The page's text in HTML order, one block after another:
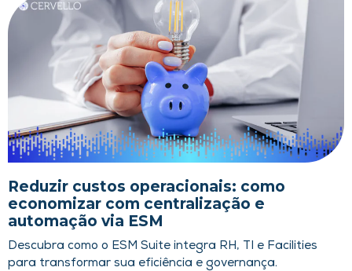
Reduzir custos operacionais: como
economizar com centralização e
automação via ESM
Descubra como o ESM Suite integra RH, TI e Facilities
para transformar sua eficiência e governança.